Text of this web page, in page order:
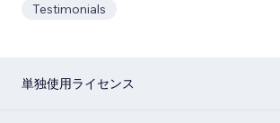
Testimonials
単独使用ライセンス